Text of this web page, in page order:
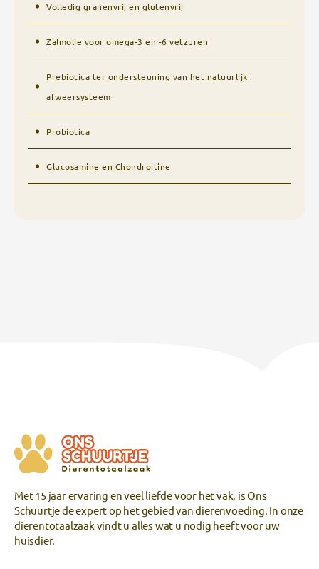
Volledig granenvrij en glutenvrij
Zalmolie voor omega-3 en -6 vetzuren
Prebiotica ter ondersteuning van het natuurlijk
afweersysteem
Probiotica
Glucosamine en Chondroitine
Met 15 jaar ervaring en veel liefde voor het vak, is Ons
Schuurtje de expert op het gebied van dierenvoeding. In onze
dierentotaalzaak vindt u alles wat u nodig heeft voor uw
huisdier.